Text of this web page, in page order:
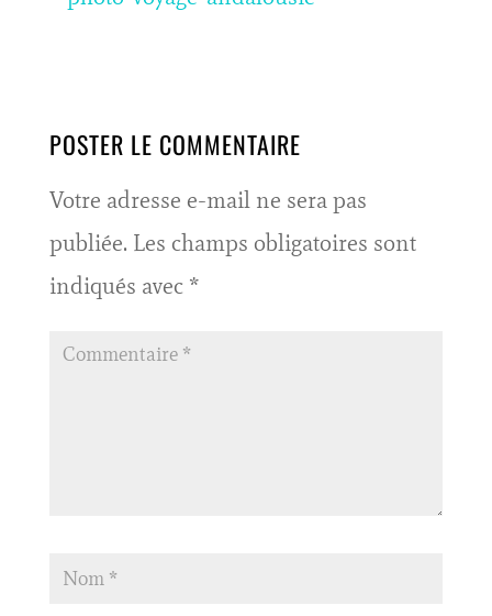
POSTER LE COMMENTAIRE
Votre adresse e-mail ne sera pas
publiée. Les champs obligatoires sont
indiqués avec *